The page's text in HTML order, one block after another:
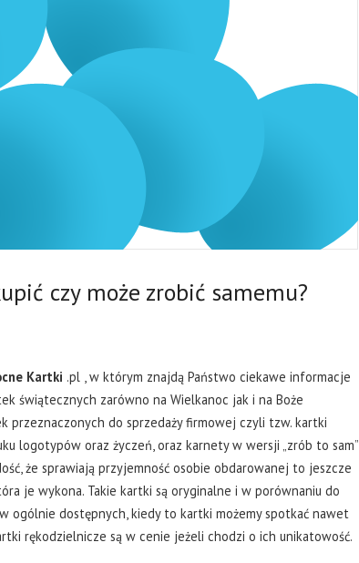
czy może zrobić samemu?
Kartki .pl , w którym znajdą Państwo ciekawe informacje
świątecznych zarówno na Wielkanoc jak i na Boże
przeznaczonych do sprzedaży firmowej czyli tzw. kartki
logotypów oraz życzeń, oraz karnety w wersji „zrób to sam”
że sprawiają przyjemność osobie obdarowanej to jeszcze
je wykona. Takie kartki są oryginalne i w porównaniu do
ogólnie dostępnych, kiedy to kartki możemy spotkać nawet
rękodzielnicze są w cenie jeżeli chodzi o ich unikatowość.